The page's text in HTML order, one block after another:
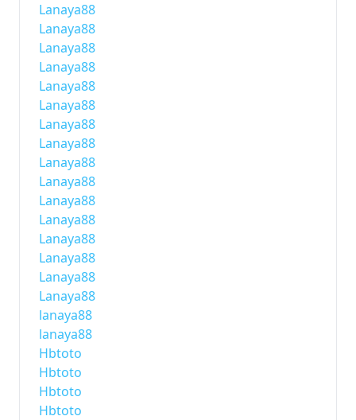
Lanaya88
Lanaya88
Lanaya88
Lanaya88
Lanaya88
Lanaya88
Lanaya88
Lanaya88
Lanaya88
Lanaya88
Lanaya88
Lanaya88
Lanaya88
Lanaya88
Lanaya88
Lanaya88
lanaya88
lanaya88
Hbtoto
Hbtoto
Hbtoto
Hbtoto